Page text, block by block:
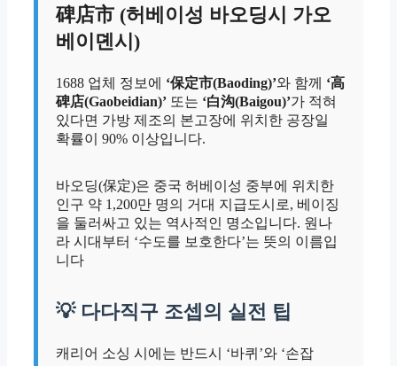
碑店市 (허베이성 바오딩시 가오
베이뎬시)
1688 업체 정보에 ‘保定市(Baoding)’와 함께 ‘高
碑店(Gaobeidian)’ 또는 ‘白沟(Baigou)’가 적혀
있다면 가방 제조의 본고장에 위치한 공장일
확률이 90% 이상입니다.
바오딩(保定)은 중국 허베이성 중부에 위치한
인구 약 1,200만 명의 거대 지급도시로, 베이징
을 둘러싸고 있는 역사적인 명소입니다. 원나
라 시대부터 ‘수도를 보호한다’는 뜻의 이름입
니다
💡 다다직구 조셉의 실전 팁
캐리어 소싱 시에는 반드시 ‘바퀴’와 ‘손잡